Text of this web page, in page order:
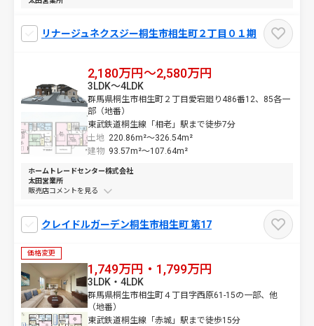
リナージュネクスジー桐生市相生町２丁目０１期
2,180万円～2,580万円
群馬県桐生市相生町２丁目愛宕廻り486番12、85各一
部（地番）
東武鉄道桐生線「相老」駅まで徒歩7分
土地 220.86m²～326.54m²
3LDK～4LDK
建物 93.57m²～107.64m²
ホームトレードセンター株式会社
太田営業所
販売店コメントを
クレイドルガーデン桐生市相生町 第17
価格変更
1,749万円・1,799万円
群馬県桐生市相生町４丁目字西原61-15の一部、他
（地番）
東武鉄道桐生線「赤城」駅まで徒歩15分
3LDK・4LDK